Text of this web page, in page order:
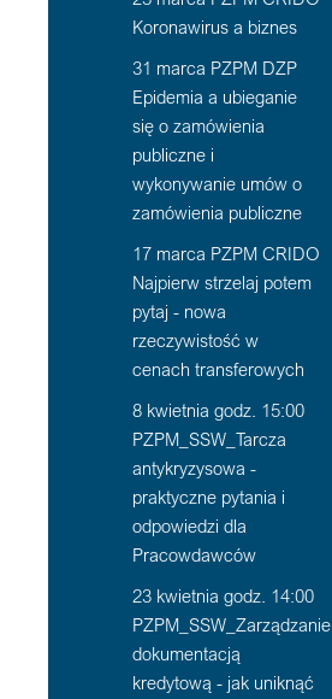
Koronawirus a biznes
31 marca PZPM DZP
Epidemia a ubieganie
się o zamówienia
publiczne i
wykonywanie umów o
zamówienia publiczne
17 marca PZPM CRIDO
Najpierw strzelaj potem
pytaj - nowa
rzeczywistość w
cenach transferowych
8 kwietnia godz. 15:00
PZPM_SSW_Tarcza
antykryzysowa -
praktyczne pytania i
odpowiedzi dla
Pracowdawców
23 kwietnia godz. 14:00
PZPM_SSW_Zarządzanie
dokumentacją
kredytową - jak uniknąć